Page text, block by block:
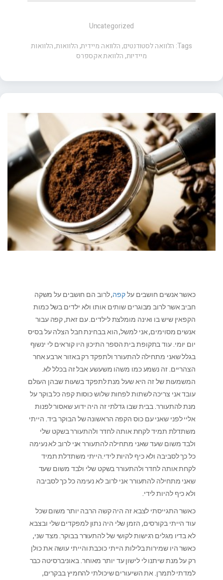
Uncategorized
Tags: הלוואה לסטודנטים,הלוואה מיידית,הלוואות,הלוואות
מיידיות,הלוואת אקספרס
כאשר אנשים חושבים עלקפה, לרוב הם חושבים על משקה
חביב אשר לרוב מבוגרים שותים אותו ולא ילדים בשל כמות
הקפאין שיש בו ואינה מומלצת לילדים. עם זאת, קפה עבור
אנשים מסוימים, אני למשל, הוא בבחינת חבל הצלה על בסיס
יום יומי. עוד בתקופת בית הספר התיכון היו קוראים לי ינשוף
בגלל שאני מתחילה להתעורר ולתפקד רק באזור ארבע אחר
הצהריים. זה נשמע כמו משהו משעשע אבל זה בכלל לא.
המשמעות של זה היא שעל מנת לתפקד בשעות שבהן העולם
עובד אני צריכה לשתות לפחות שלוש כוסות קפה כל בוקר על
מנת להתעורר. בבית שבו גדלתי זה היה ידוע שאסור לפנות
אליי לפני שאני עם כוס הקפה הראשונה של הבוקר ביד. הייתי
משתדלת תמיד לקחת אותה לחדר ולהתעורר בשקט שלי
ולבד משום שעד שאני מתחילה להתעורר אני לרוב לא נעימה
כל כך לסביבה ולא כיף להיות לידי.הייתי משתדלת תמיד
לקחת אותה לחדר ולהתעורר בשקט שלי ולבד משום שעד
שאני מתחילה להתעורר אני לרוב לא נעימה כל כך לסביבה
ולא כיף להיות לידי.
כאשר התגייסתי לצבא זה היה קשה הרבה יותר משום שכל
עוד הייתי בקורסים, הזמן שלי היה נתון למפקדים שלי ובצבא
לא בדיו מגלים רגישות לקושי של להתעורר בבוקר. מצד שני,
כאשר היו שמירות בלילות הייתי כוכבת והייתי עושה את כולן
רק על מנת שיתנו לי לישון עד יותר מאוחר. באוניברסיטה כבר
למדתי לתמרן. את השיעורים שיכולתי להחמיץ בבקרים,